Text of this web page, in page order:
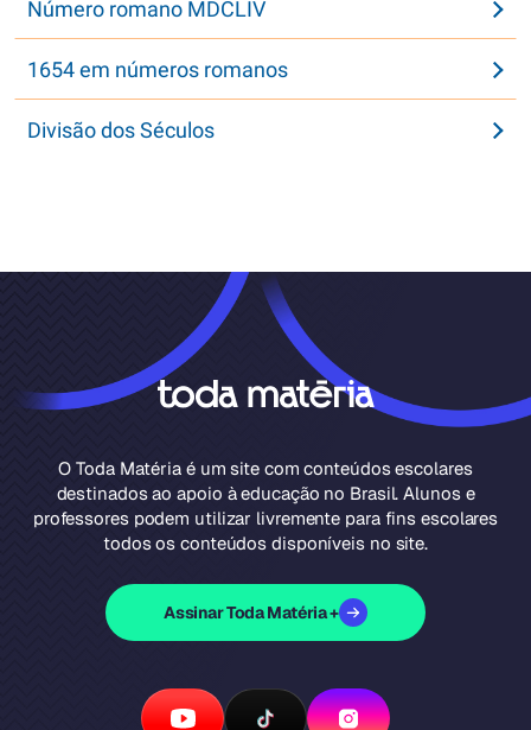
Número romano MDCLIV
1654 em números romanos
Divisão dos Séculos
O Toda Matéria é um site com conteúdos escolares
destinados ao apoio à educação no Brasil. Alunos e
professores podem utilizar livremente para fins escolares
todos os conteúdos disponíveis no site.
Assinar Toda Matéria +